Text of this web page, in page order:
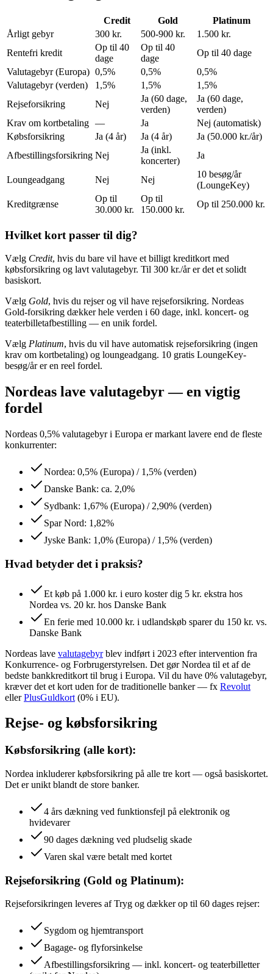
Credit Gold
Platinum
Årligt gebyr
300 kr. 500-900 kr.
1.500 kr.
Rentefri kredit
Op til 40
dage
Op til 40
dage
Op til 40 dage
Valutagebyr (Europa) 0,5% 0,5%
0,5%
Valutagebyr (verden)
1,5% 1,5%
1,5%
Rejseforsikring
Nej
Ja (60 dage,
verden)
Ja (60 dage,
verden)
Krav om kortbetaling — Ja
Nej (automatisk)
Købsforsikring
Ja (4 år) Ja (4 år)
Ja (50.000 kr./år)
Afbestillingsforsikring Nej
Ja (inkl.
koncerter)
Ja
Loungeadgang Nej Nej
10 besøg/år
(LoungeKey)
Kreditgrænse
Op til
30.000 kr.
Op til
150.000 kr.
Op til 250.000 kr.
Hvilket kort passer til dig?
Vælg Credit, hvis du bare vil have et billigt kreditkort med
købsforsikring og lavt valutagebyr. Til 300 kr./år er det et solidt
basiskort.
Vælg Gold, hvis du rejser og vil have rejseforsikring. Nordeas
Gold-forsikring dækker hele verden i 60 dage, inkl. koncert- og
teaterbilletafbestilling — en unik fordel.
Vælg Platinum, hvis du vil have automatisk rejseforsikring (ingen
krav om kortbetaling) og loungeadgang. 10 gratis LoungeKey-
besøg/år er en reel fordel.
Nordeas lave valutagebyr — en vigtig
fordel
Nordeas 0,5% valutagebyr i Europa er markant lavere end de fleste
konkurrenter:
Nordea: 0,5% (Europa) / 1,5% (verden)
Danske Bank: ca. 2,0%
Sydbank: 1,67% (Europa) / 2,90% (verden)
Spar Nord: 1,82%
Jyske Bank: 1,0% (Europa) / 1,5% (verden)
Hvad betyder det i praksis?
Et køb på 1.000 kr. i euro koster dig 5 kr. ekstra hos
Nordea vs. 20 kr. hos Danske Bank
En ferie med 10.000 kr. i udlandskøb sparer du 150 kr. vs.
Danske Bank
Nordeas lave valutagebyrblev indført i 2023 efter intervention fra
Konkurrence- og Forbrugerstyrelsen. Det gør Nordea til et af de
bedste bankkreditkort til brug i Europa. Vil du have 0% valutagebyr,
kræver det et kort uden for de traditionelle banker — fx Revolut
ellerPlusGuldkort (0% i EU).
Rejse- og købsforsikring
Købsforsikring (alle kort):
Nordea inkluderer købsforsikring på alle tre kort — også basiskortet.
Det er unikt blandt de store banker.
4 års dækning ved funktionsfejl på elektronik og
hvidevarer
90 dages dækning ved pludselig skade
Varen skal være betalt med kortet
Rejseforsikring (Gold og Platinum):
Rejseforsikringen leveres af Tryg og dækker op til 60 dages rejser:
Sygdom og hjemtransport
Bagage- og flyforsinkelse
Afbestillingsforsikring — inkl. koncert- og teaterbilletter